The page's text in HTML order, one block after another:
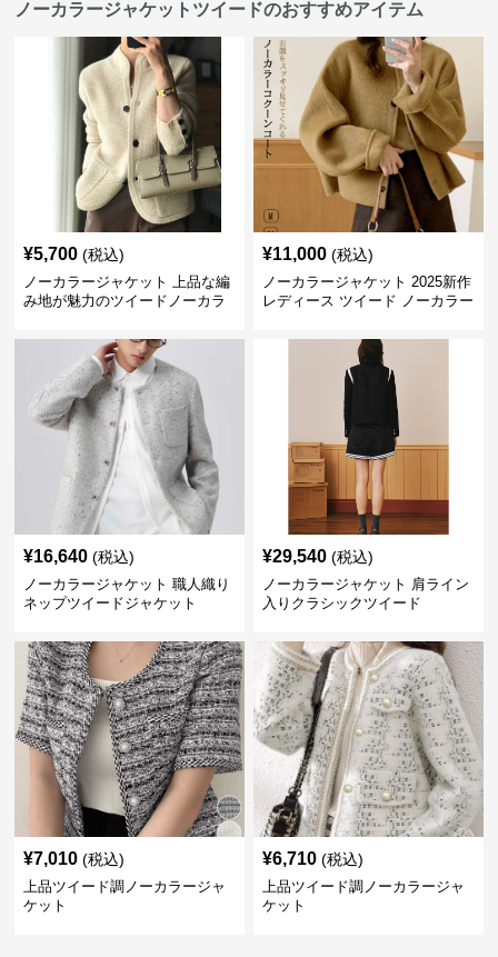
ノーカラージャケットツイードのおすすめアイテム
¥5,700 (税込)
ノーカラージャケット 上品な編
み地が魅力のツイードノーカラ
¥11,000 (税込)
ノーカラージャケット 2025新作
レディース ツイード ノーカラー
¥16,640 (税込)
ノーカラージャケット 職人織り
ネップツイードジャケット
¥29,540 (税込)
ノーカラージャケット 肩ライン
入りクラシックツイード
¥7,010 (税込)
上品ツイード調ノーカラージャ
ケット
¥6,710 (税込)
上品ツイード調ノーカラージャ
ケット